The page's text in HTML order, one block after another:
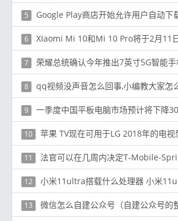
5 Google Play商店开始允许用户自动下载预
6 XIaomi Mi 10和Mi 10 Pro将于2月11
7 荣耀总统确认今年推出7英寸5G智能
8 qq视频没声音怎么回事,小编教大家怎
9 一季度中国平板电脑市场预计将下降
10 苹果 TV现在可用于LG 2018年的电视型号，
11 法官可以在几周内决定T-Mobile-
12 小米11ultra搭载什么处理器 小米
13 微信怎么自建公众号（自建公众号的